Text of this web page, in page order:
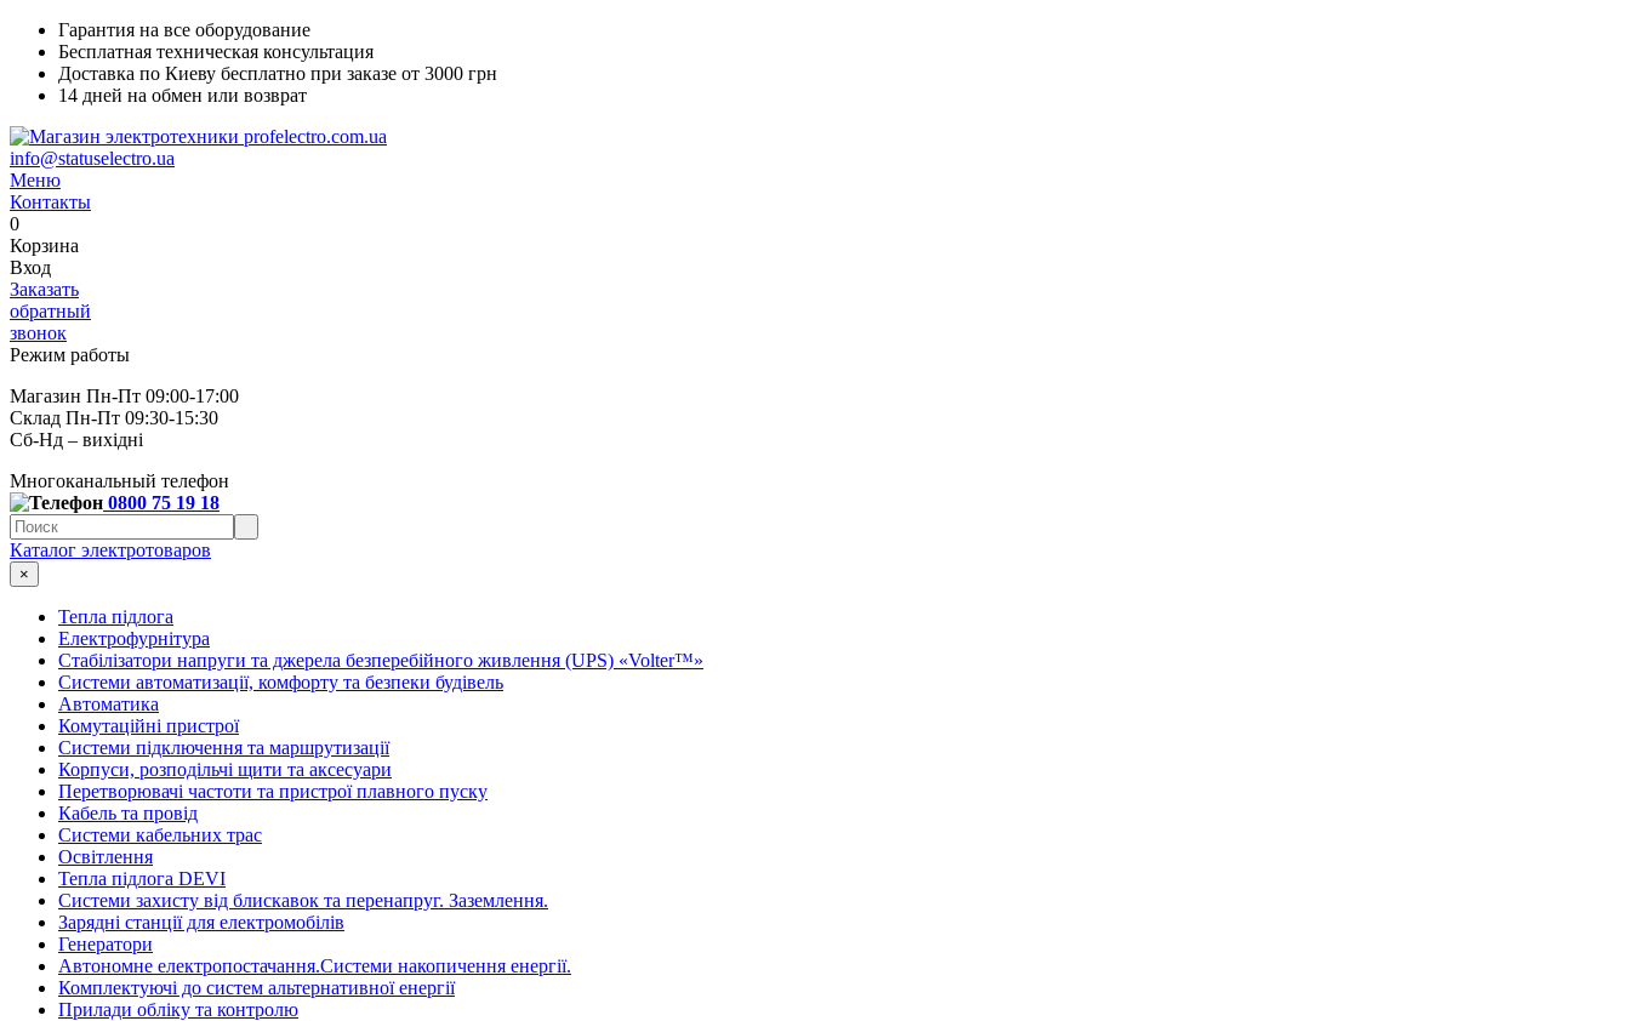
Гарантия на все оборудование
Бесплатная техническая консультация
Доставка по Киеву бесплатно при заказе от 3000 грн
14 дней на обмен или возврат
info@statuselectro.ua
Меню
Контакты
0
Корзина
Вход
Заказать
обратный
звонок
Режим работы
Магазин Пн-Пт 09:00-17:00
Склад Пн-Пт 09:30-15:30
Сб-Нд – вихідні
Многоканальный телефон
0800 75 19 18
Каталог электротоваров
×
Тепла підлога
Електрофурнітура
Cтабілізатори напруги та джерела безперебійного живлення (UPS) «Volter™»
Системи автоматизації, комфорту та безпеки будівель
Автоматика
Комутаційні пристрої
Системи підключення та маршрутизації
Корпуси, розподільчі щити та аксесуари
Перетворювачі частоти та пристрої плавного пуску
Кабель та провід
Системи кабельних трас
Освітлення
Тепла підлога DEVI
Системи захисту від блискавок та перенапруг. Заземлення.
Зарядні станції для електромобілів
Генератори
Автономне електропостачання.Системи накопичення енергії.
Комплектуючі до систем альтернативної енергії
Прилади обліку та контролю